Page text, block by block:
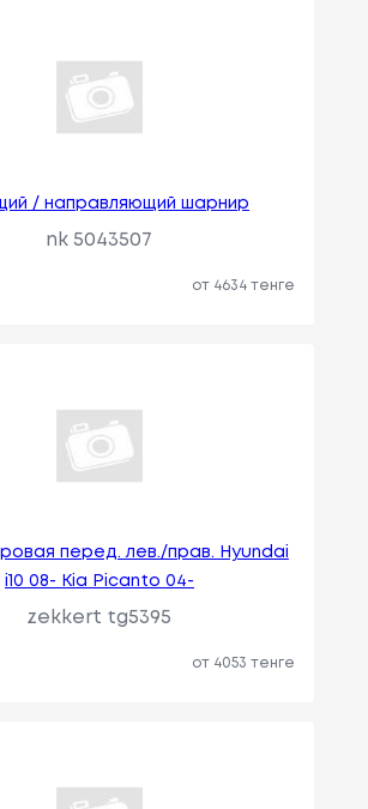
/ направляющий шарнир
nk 5043507
от 4634 тенге
перед. лев./прав. Hyundai
i10 08- Kia Picanto 04-
zekkert tg5395
от 4053 тенге